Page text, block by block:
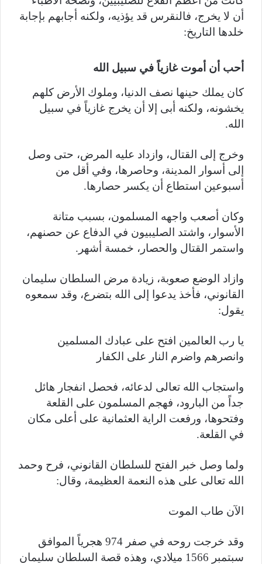
أن لا يخرج، فالنقرس قد يؤذيه، ولكنه أجابهم بإجابة
خلدها التاريخ:
أحب أن أموت غازياً في سبيل الله
كان يملك حينها نصف الدنيا، وملوك الأرض كلهم
يخشونه، ولكنه أبى إلا أن يخرج غازياً في سبيل
الله.
وخرج إلى القتال، وازداد عليه المرض، حتى وصل
إلى أسوار المدينة، وحاصرها، وفي أقل من
أسبوعين استطاع أن يكسر حصارها.
وكان أصعب واجهه المسلمون، بسبب متانة
الأسوار، واشتد الصليبيون في الدفاع عن حصنهم،
واستمر القتال والحصار، خمسة أشهر.
وازاد الوضع صعوبة، زيادة مرض السلطان سليمان
القانوني، فأخذ يدعوا إلى الله بتضرع، وقد سمعوه
يقول:
يا رب العالمين افتح على عبادك المسلمين
وانصرهم واضرم النار على الكفار
واستجاب الله تعالى لدعائه، فحصل انفجار هائل
جداً من البارود، فهجم المسلمون على القلعة
وفتحوها، ورفعت الراية العثمانية على أعلى مكان
في القلعة.
ولما وصل خبر الفتح للسلطان القانوني، فرح وحمد
الله تعالى على هذه النعمة العظيمة، وقال:
الآن طاب الموت
وقد خرجت روحه في صفر 974 هجرياً الموافق
سبتمبر 1566 ميلادي، وهذه قصة السلطان سليمان